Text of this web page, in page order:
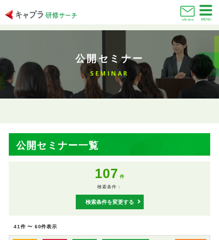
お問い合わせ MENU
公開セミナー
SEMINAR
公開セミナー一覧
107 件
検索条件：
検索条件を変更する
41件 〜 60件表示